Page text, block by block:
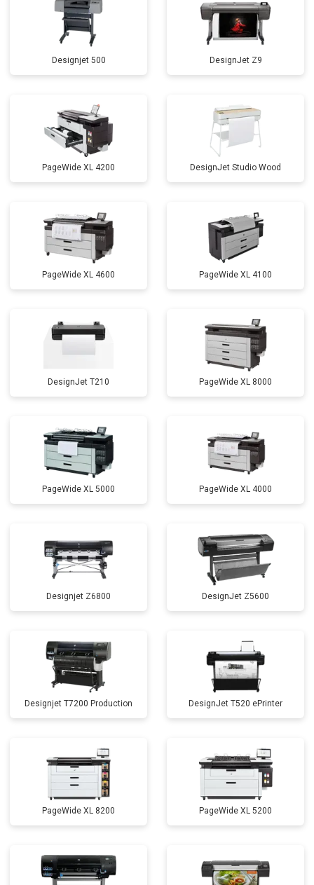
Designjet 500 DesignJet Z9
PageWide XL 4200 DesignJet Studio Wood
PageWide XL 4600 PageWide XL 4100
DesignJet T210 PageWide XL 8000
PageWide XL 5000 PageWide XL 4000
Designjet Z6800 DesignJet Z5600
Designjet T7200 Production DesignJet T520 ePrinter
PageWide XL 8200 PageWide XL 5200